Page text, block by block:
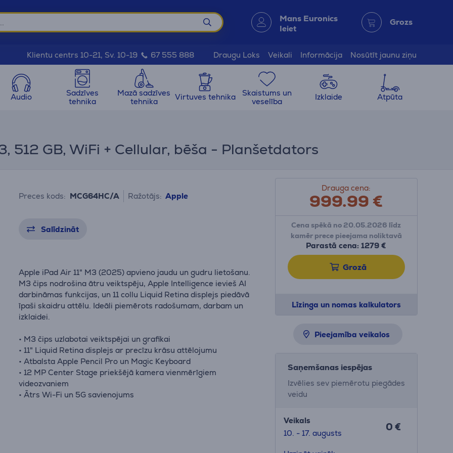
Mans Euronics
Ieiet
Grozs
Klientu centrs 10-21, Sv. 10-19 67 555 888 Draugu Loks Veikali Informācija Nosūtīt jaunu ziņu
Audio
Sadzīves
tehnika
Mazā sadzīves
tehnika
Virtuves tehnika
Skaistums un
veselība
Izklaide Atpūta
512 GB, WiFi + Cellular, bēša - Planšetdators
Preces kods: MCG64HC/A Ražotājs: Apple
Salīdzināt
Apple iPad Air 11" M3 (2025) apvieno jaudu un gudru lietošanu.
M3 čips nodrošina ātru veiktspēju, Apple Intelligence ievieš AI
darbināmas funkcijas, un 11 collu Liquid Retina displejs piedāvā
īpaši skaidru attēlu. Ideāli piemērots radošumam, darbam un
izklaidei.
• M3 čips uzlabotai veiktspējai un grafikai
• 11" Liquid Retina displejs ar precīzu krāsu attēlojumu
• Atbalsta Apple Pencil Pro un Magic Keyboard
• 12 MP Center Stage priekšējā kamera vienmērīgiem
videozvaniem
• Ātrs Wi-Fi un 5G savienojums
Drauga cena:
999.99€
Cena spēkā no 20.05.2026 līdz
kamēr prece pieejama noliktavā
Parastā cena: 1279 €
Grozā
Līzinga un nomas kalkulators
Pieejamība veikalos
Saņemšanas iespējas
Izvēlies sev piemērotu piegādes
veidu
Veikals
10. - 17. augusts
0 €